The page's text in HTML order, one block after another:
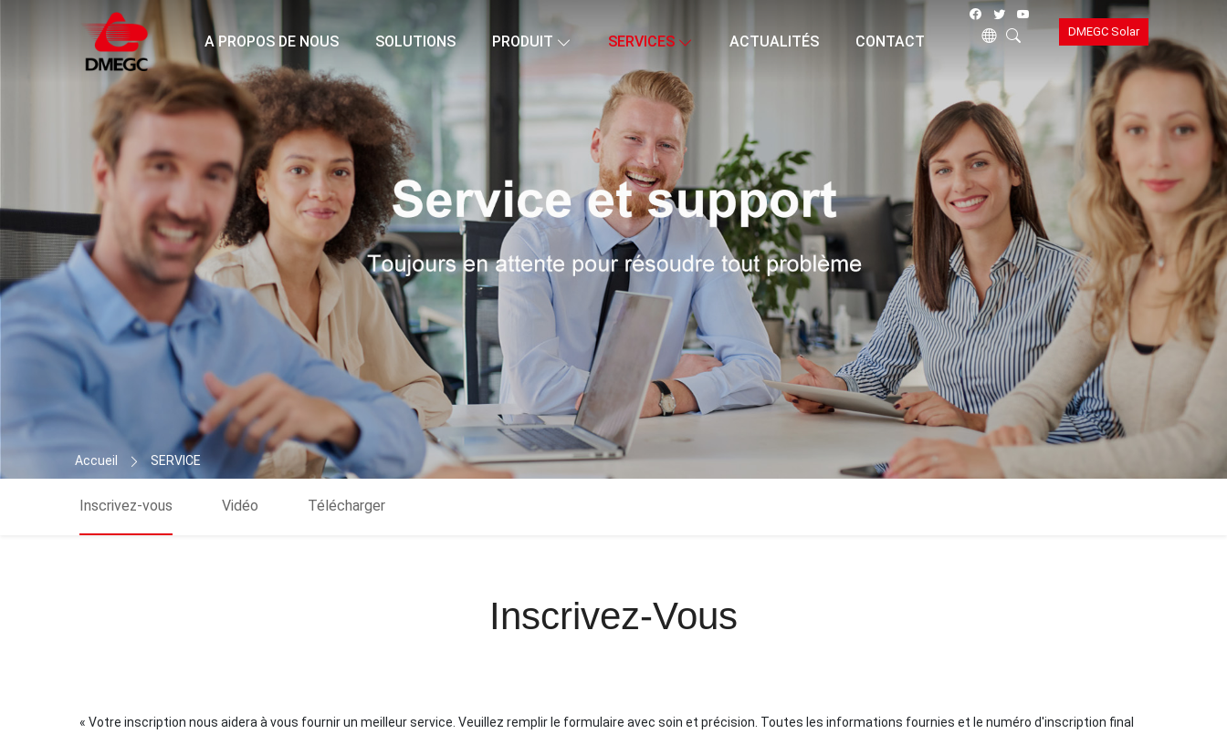
A PROPOS DE NOUS SOLUTIONS PRODUIT SERVICES ACTUALITÉS CONTACT
DMEGC Solar
Accueil SERVICE
Inscrivez-vous Vidéo Télécharger
Inscrivez-Vous
« Votre inscription nous aidera à vous fournir un meilleur service. Veuillez remplir le formulaire avec soin et précision. Toutes les informations fournies et le numéro d'inscription final